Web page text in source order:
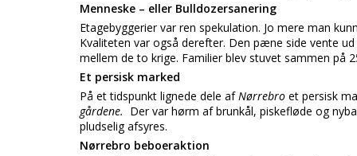
Menneske – eller Bulldozersanering
Etagebyggerier var ren spekulation. Jo mere man
Kvaliteten var også derefter. Den pæne side vente
mellem de to krige. Familier blev stuvet sammen på
Et persisk marked
På et tidspunkt lignede dele afNørrebro et persisk
gårdene. Der var hørm af brunkål, piskefløde og
pludselig afsyres.
Nørrebro beboeraktion